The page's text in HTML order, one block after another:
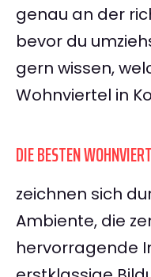
genau an der
bevor du
gern wissen,
Wohnviertel in
DIE BESTEN
zeichnen sich
Ambiente, die
hervorragende